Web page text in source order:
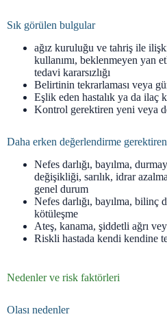
Sık görülen bulgular
ağız kuruluğu ve tahriş ile
kullanımı, beklenmeyen yan
tedavi kararsızlığı
Belirtinin tekrarlaması veya
Eşlik eden hastalık ya da ilaç
Kontrol gerektiren yeni veya
Daha erken değerlendirme
Nefes darlığı, bayılma,
değişikliği, sarılık, idrar
genel durum
Nefes darlığı, bayılma, bilinç
kötüleşme
Ateş, kanama, şiddetli ağrı
Riskli hastada kendi kendine
Nedenler ve risk faktörleri
Olası nedenler